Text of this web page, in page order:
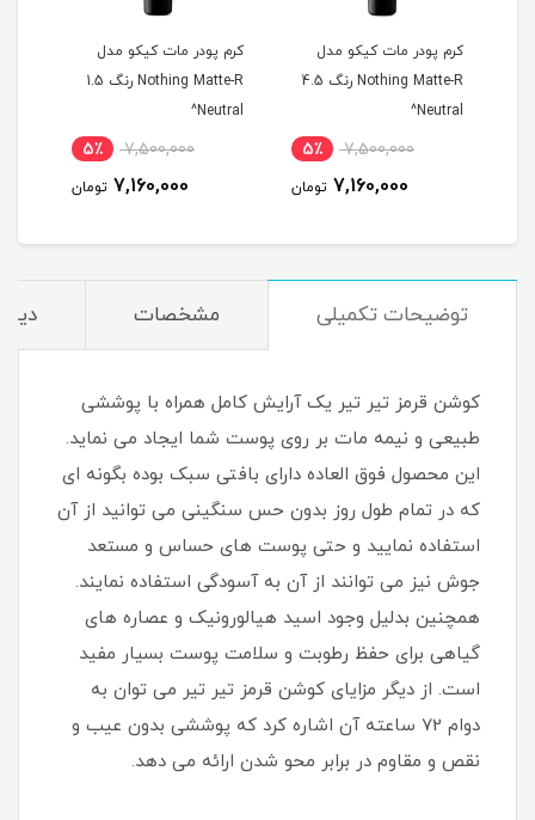
کرم پودر مات کیکو مدل
Nothing Matte-R رنگ 4.5
Neutral^
7,500,000 5٪
7,160,000 تومان
کرم پودر مات کیکو مدل
Nothing Matte-R رنگ 1.5
Neutral^
7,500,000 5٪
7,160,000 تومان
توضیحات تکمیلی مشخصات
کوشن قرمز تیر تیر یک آرایش کامل همراه با پوششی
طبیعی و نیمه مات بر روی پوست شما ایجاد می نماید.
این محصول فوق العاده دارای بافتی سبک بوده بگونه ای
که در تمام طول روز بدون حس سنگینی می توانید از آن
استفاده نمایید و حتی پوست های حساس و مستعد
جوش نیز می توانند از آن به آسودگی استفاده نمایند.
همچنین بدلیل وجود اسید هیالورونیک و عصاره های
گیاهی برای حفظ رطوبت و سلامت پوست بسیار مفید
است. از دیگر مزایای کوشن قرمز تیر تیر می توان به
دوام 72 ساعته آن اشاره کرد که پوششی بدون عیب و
نقص و مقاوم در برابر محو شدن ارائه می دهد.